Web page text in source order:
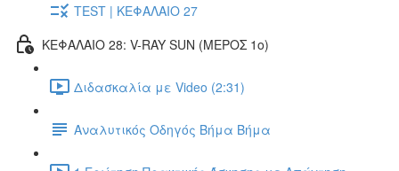
TEST | ΚΕΦΑΛΑΙΟ 27
ΚΕΦΑΛΑΙΟ 28: V-RAY SUN (ΜΕΡΟΣ 1o)
Διδασκαλία με Video (2:31)
Αναλυτικός Οδηγός Βήμα Βήμα